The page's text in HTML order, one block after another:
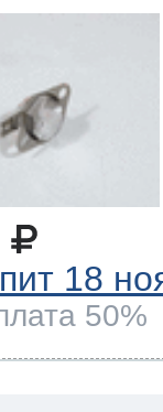
18
50%